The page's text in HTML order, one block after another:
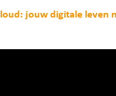
jouw digitale leven